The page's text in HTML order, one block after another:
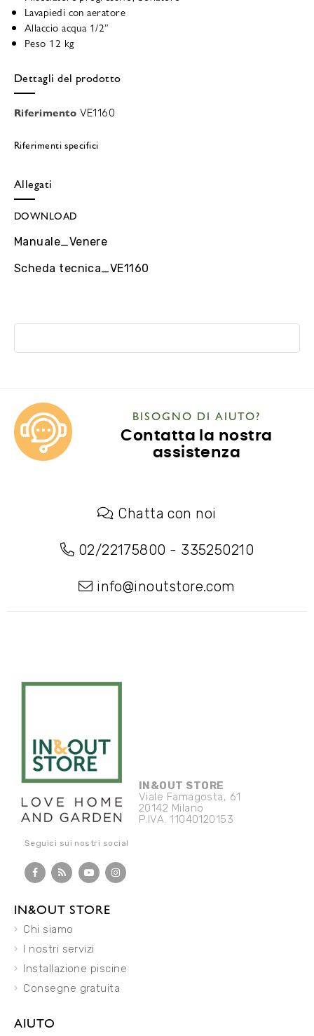
Lavapiedi con aeratore
Allaccio acqua 1/2”
Peso 12 kg
Dettagli del prodotto
Riferimento VE1160
Riferimenti specifici
Allegati
DOWNLOAD
Manuale_Venere
Scheda tecnica_VE1160
BISOGNO DI AIUTO?
Contatta la nostra
assistenza
Chatta con noi
02/22175800 - 335250210
info@inoutstore.com
IN&OUT STORE
Viale Famagosta, 61
20142 Milano
P.IVA. 11040120153
Seguici sui nostri social
IN&OUT STORE
Chi siamo
I nostri servizi
Installazione piscine
Consegne gratuita
AIUTO